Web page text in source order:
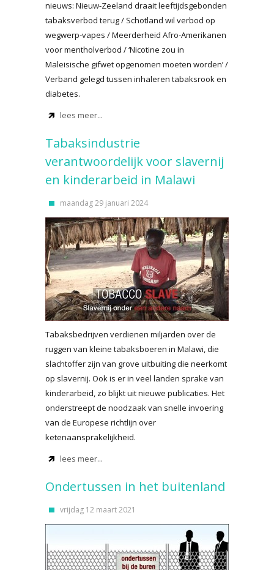
nieuws: Nieuw-Zeeland draait leeftijdsgebonden
tabaksverbod terug / Schotland wil verbod op
wegwerp-vapes / Meerderheid Afro-Amerikanen
voor mentholverbod / ‘Nicotine zou in
Maleisische gifwet opgenomen moeten worden’ /
Verband gelegd tussen inhaleren tabaksrook en
diabetes.
lees meer...
Tabaksindustrie
verantwoordelijk voor slavernij
en kinderarbeid in Malawi
maandag 29 januari 2024
Tabaksbedrijven verdienen miljarden over de
ruggen van kleine tabaksboeren in Malawi, die
slachtoffer zijn van grove uitbuiting die neerkomt
op slavernij. Ook is er in veel landen sprake van
kinderarbeid, zo blijkt uit nieuwe publicaties. Het
onderstreept de noodzaak van snelle invoering
van de Europese richtlijn over
ketenaansprakelijkheid.
lees meer...
Ondertussen in het buitenland
vrijdag 12 maart 2021